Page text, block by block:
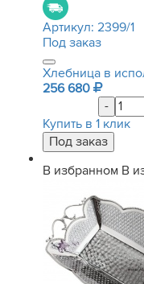
Артикул: 2399/1
Под заказ
Хлебница в
256 680
-
Купить в 1 клик
В избранном В